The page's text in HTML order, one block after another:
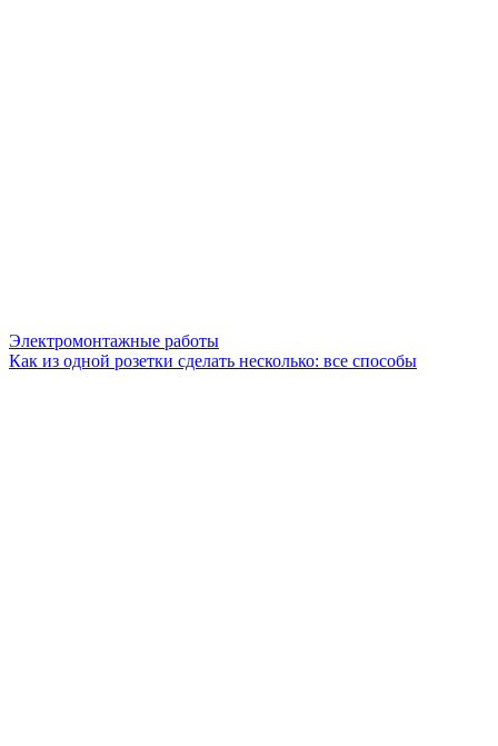
Электромонтажные работы
Как из одной розетки сделать несколько: все способы